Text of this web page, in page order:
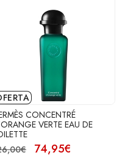
CONCENTRÉ
VERTE EAU DE
74,95€